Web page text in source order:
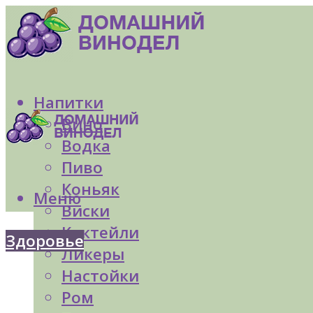
Напитки
Вино
Водка
Пиво
Коньяк
Виски
Коктейли
Ликеры
Настойки
Ром
Меню
Здоровье